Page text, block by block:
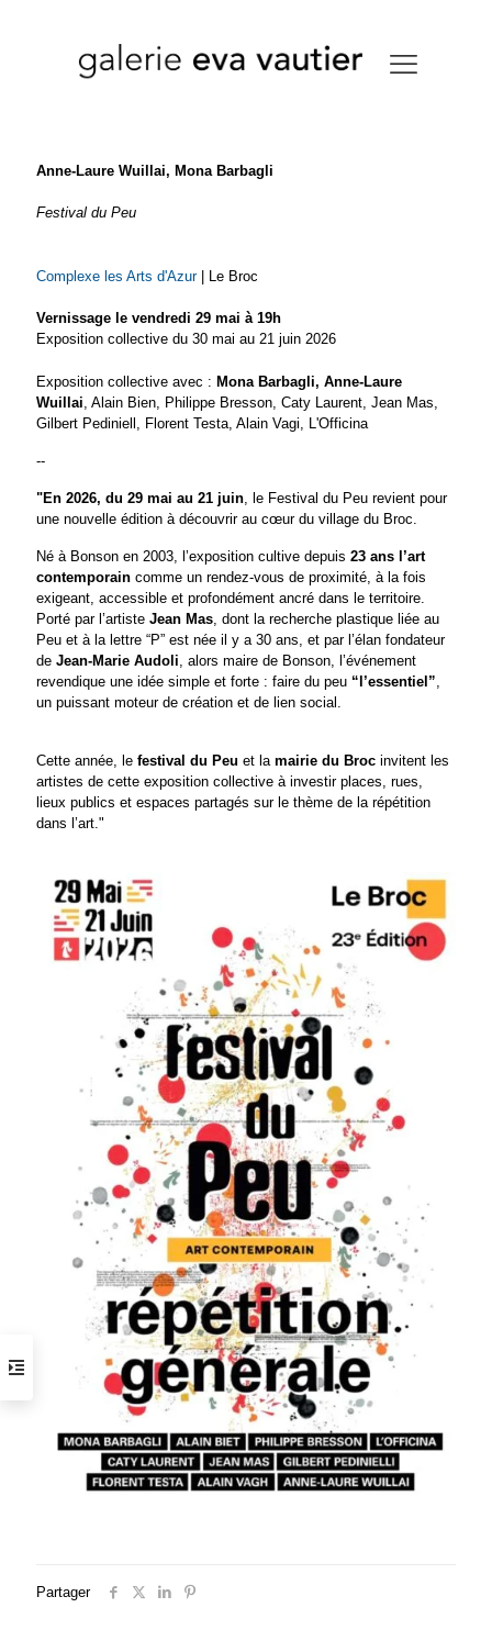
Anne-Laure Wuillai, Mona Barbagli
Festival du Peu
Complexe les Arts d'Azur| Le Broc
Vernissage le vendredi 29 mai à 19h
Exposition collective du 30 mai au 21 juin 2026
Exposition collective avec : Mona Barbagli, Anne-Laure
Wuillai, Alain Bien, Philippe Bresson, Caty Laurent, Jean Mas,
Gilbert Pediniell, Florent Testa, Alain Vagi, L'Officina
--
"En 2026, du 29 mai au 21 juin, le Festival du Peu revient pour
une nouvelle édition à découvrir au cœur du village du Broc.
Né à Bonson en 2003, l’exposition cultive depuis 23 ans l’art
contemporain comme un rendez-vous de proximité, à la fois
exigeant, accessible et profondément ancré dans le territoire.
Porté par l’artiste Jean Mas, dont la recherche plastique liée au
Peu et à la lettre “P” est née il y a 30 ans, et par l’élan fondateur
de Jean-Marie Audoli, alors maire de Bonson, l’événement
revendique une idée simple et forte : faire du peu “l’essentiel”,
un puissant moteur de création et de lien social.
Cette année, le festival du Peu et la mairie du Broc invitent les
artistes de cette exposition collective à investir places, rues,
lieux publics et espaces partagés sur le thème de la répétition
dans l’art."
Partager